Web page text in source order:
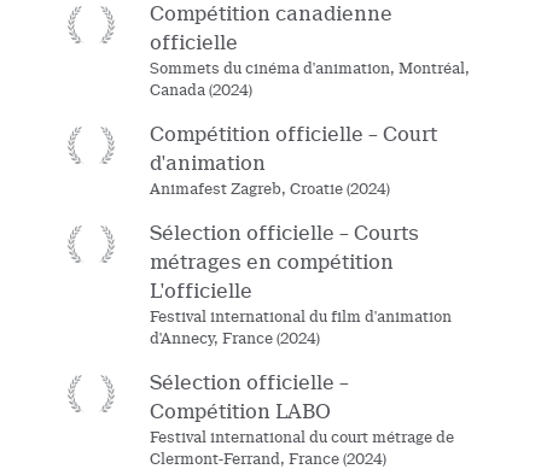
Compétition canadienne
officielle
Sommets du cinéma d'animation, Montréal,
Canada (2024)
Compétition officielle – Court
d'animation
Animafest Zagreb, Croatie (2024)
Sélection officielle – Courts
métrages en compétition
L'officielle
Festival international du film d'animation
d'Annecy, France (2024)
Sélection officielle –
Compétition LABO
Festival international du court métrage de
Clermont-Ferrand, France (2024)